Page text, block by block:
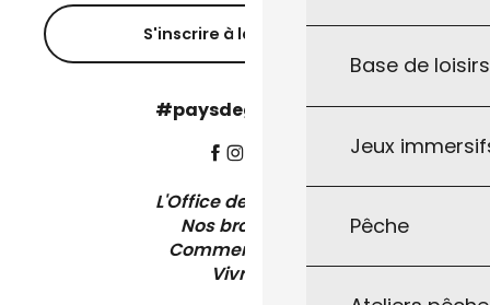
Base de
Jeux
Pêche
S'inscrire à la newsletter
#paysdegourdon !
L'Office de Tourisme
Nos brochures
Comment venir ?
Vivre ici